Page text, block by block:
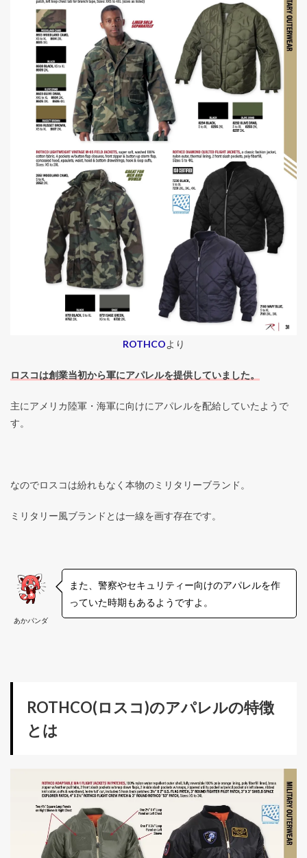
ROTHCOより
ロスコは創業当初から軍にアパレルを提供していました。
主にアメリカ陸軍・海軍に向けにアパレルを配給していたようで
す。
なのでロスコは紛れもなく本物のミリタリーブランド。
ミリタリー風ブランドとは一線を画す存在です。
あかパンダ
また、警察やセキュリティー向けのアパレルを作
っていた時期もあるようですよ。
ROTHCO(ロスコ)のアパレルの特徴
とは